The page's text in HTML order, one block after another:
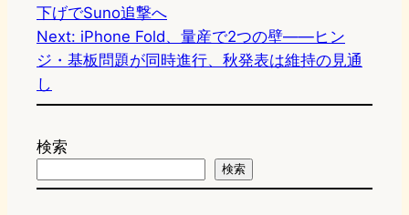
下げでSuno追撃へ
Next: iPhone Fold、量産で2つの壁——ヒン
ジ・基板問題が同時進行、秋発表は維持の見通
し
検索
検索